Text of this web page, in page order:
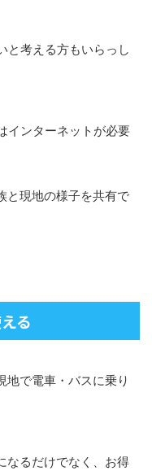
と考える方もいらっし
インターネットが必要
と現地の様子を共有で
る
地で電車・バスに乗り
なるだけでなく、お得